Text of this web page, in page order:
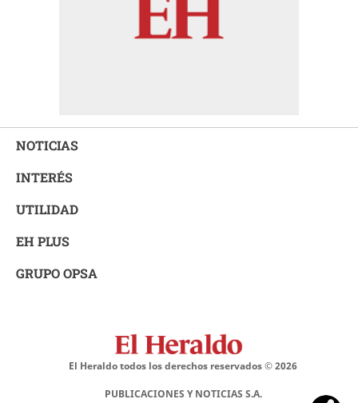
NOTICIAS
INTERÉS
UTILIDAD
EH PLUS
GRUPO OPSA
El Heraldo todos los derechos reservados ©2026
PUBLICACIONES Y NOTICIAS S.A.